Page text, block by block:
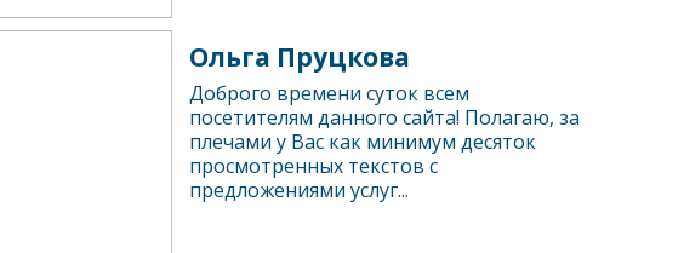
Ольга Пруцкова
Доброго времени суток всем
посетителям данного сайта! Полагаю, за
плечами у Вас как минимум десяток
просмотренных текстов с
предложениями услуг...